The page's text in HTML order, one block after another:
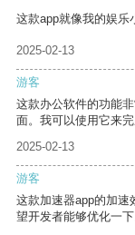
这款app就像我的娱乐
2025-02-13
游客
这款办公软件的功能
面。我可以使用它来
2025-02-13
游客
这款加速器app的加速
望开发者能够优化一下